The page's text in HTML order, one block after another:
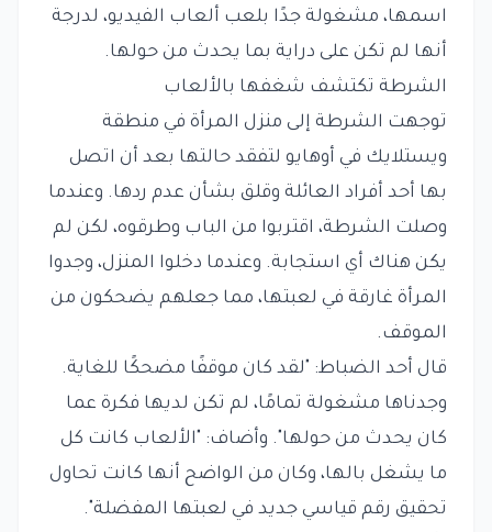
اسمها، مشغولة جدًا بلعب ألعاب الفيديو، لدرجة
أنها لم تكن على دراية بما يحدث من حولها.
الشرطة تكتشف شغفها بالألعاب
توجهت الشرطة إلى منزل المرأة في منطقة
ويستلايك في أوهايو لتفقد حالتها بعد أن اتصل
بها أحد أفراد العائلة وقلق بشأن عدم ردها. وعندما
وصلت الشرطة، اقتربوا من الباب وطرقوه، لكن لم
يكن هناك أي استجابة. وعندما دخلوا المنزل، وجدوا
المرأة غارقة في لعبتها، مما جعلهم يضحكون من
الموقف.
قال أحد الضباط: "لقد كان موقفًا مضحكًا للغاية.
وجدناها مشغولة تمامًا، لم تكن لديها فكرة عما
كان يحدث من حولها". وأضاف: "الألعاب كانت كل
ما يشغل بالها، وكان من الواضح أنها كانت تحاول
تحقيق رقم قياسي جديد في لعبتها المفضلة".